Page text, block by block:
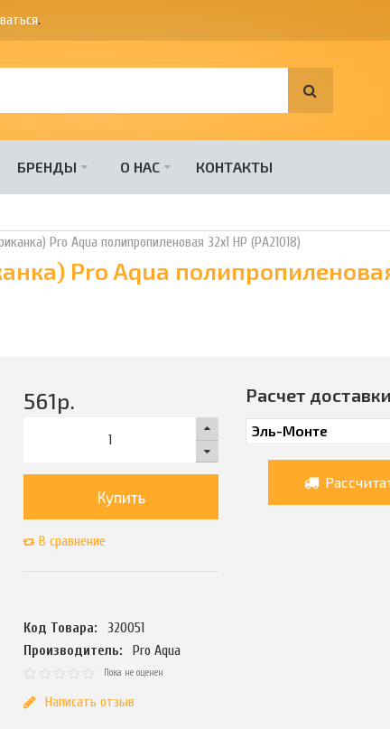
.
БРЕНДЫ О НАС КОНТАКТЫ
Pro Aqua полипропиленовая 32х1 НР (PA21018)
Pro Aqua
561р.
Купить
В сравнение
Код Товара:
320051
Производитель:
Pro Aqua
Пока не оценен
Написать отзыв
Расчет доставки